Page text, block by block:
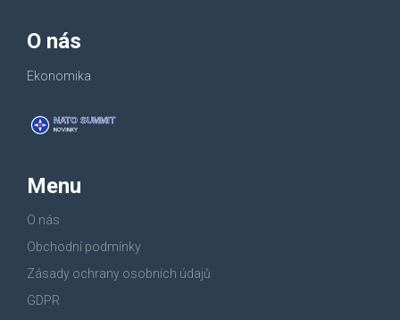
O nás
Ekonomika
Menu
O nás
Obchodní podmínky
Zásady ochrany osobních údajů
GDPR